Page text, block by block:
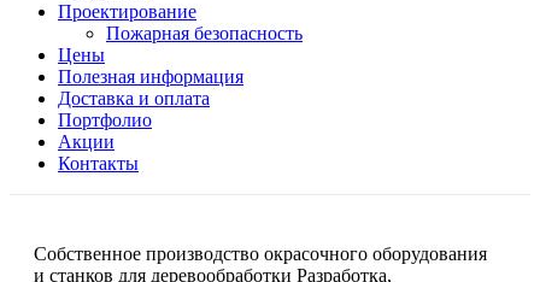
Проектирование
Пожарная безопасность
Цены
Полезная информация
Доставка и оплата
Портфолио
Акции
Контакты
Собственное производство окрасочного оборудования
и станков для деревообработки Разработка,